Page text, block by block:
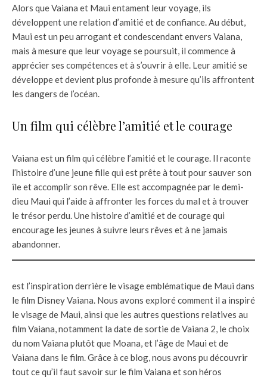
Alors que Vaiana et Maui entament leur voyage, ils
développent une relation d’amitié et de confiance. Au début,
Maui est un peu arrogant et condescendant envers Vaiana,
mais à mesure que leur voyage se poursuit, il commence à
apprécier ses compétences et à s’ouvrir à elle. Leur amitié se
développe et devient plus profonde à mesure qu’ils affrontent
les dangers de l’océan.
Un film qui célèbre l’amitié et le courage
Vaiana est un film qui célèbre l’amitié et le courage. Il raconte
l’histoire d’une jeune fille qui est prête à tout pour sauver son
île et accomplir son rêve. Elle est accompagnée par le demi-
dieu Maui qui l’aide à affronter les forces du mal et à trouver
le trésor perdu. Une histoire d’amitié et de courage qui
encourage les jeunes à suivre leurs rêves et à ne jamais
abandonner.
est l’inspiration derrière le visage emblématique de Maui dans
le film Disney Vaiana. Nous avons exploré comment il a inspiré
le visage de Maui, ainsi que les autres questions relatives au
film Vaiana, notamment la date de sortie de Vaiana 2, le choix
du nom Vaiana plutôt que Moana, et l’âge de Maui et de
Vaiana dans le film. Grâce à ce blog, nous avons pu découvrir
tout ce qu’il faut savoir sur le film Vaiana et son héros